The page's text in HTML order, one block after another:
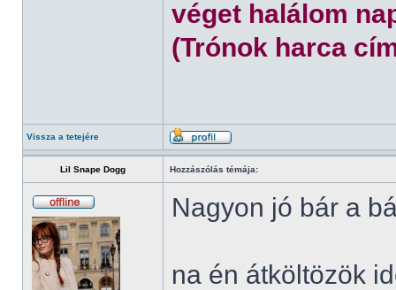
véget halálom
(Trónok harca
Vissza a tetejére
Lil Snape Dogg Hozzászólás témája:
Nagyon jó bár a
na én átköltözök